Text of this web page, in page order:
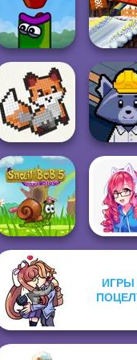
Dr. Panda Airport Pet
Apple Worm Snow
Cross Stitch Trash
Snail Bob 5
ИГРЫ